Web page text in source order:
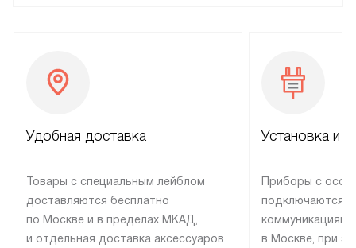
Удобная доставка
Товары с специальным лейблом
доставляются бесплатно
по Москве и в пределах МКАД,
и отдельная доставка аксессуаров
Установка и
Приборы с
подключаются к
коммуникациям
в Москве, при